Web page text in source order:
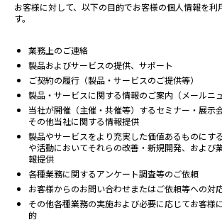
お客様に対して、以下の目的でお客様の個人情報を利
す。
業務上のご連絡
製品およびサービスの提供、サポート
ご契約の履行（製品・サービスのご提供等）
製品・サービスに関する情報のご案内（メールニ
当社が開催（主催・共催等）するセミナー・展示
その他当社に関する情報提供
製品やサービスをより充実した価値あるものにす
や活動においてそれらの改善・新規開発、および
報提供
各種業務に関するアンケート調査等のご依頼
お客様からのお問い合わせまたはご依頼等への対
その他各種業務の実施および必要に応じてお客様
的